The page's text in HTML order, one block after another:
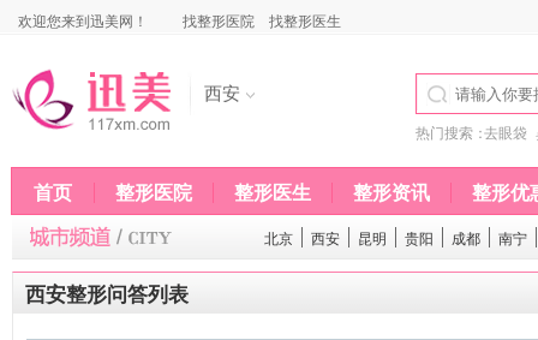
欢迎您来到迅美网！ 找整形医院 找整形医生
西安
热门搜索：去眼袋
首页 整形医院 整形医生 整形资讯 整形优
北京 西安 昆明 贵阳 成都 南宁
西安整形问答列表